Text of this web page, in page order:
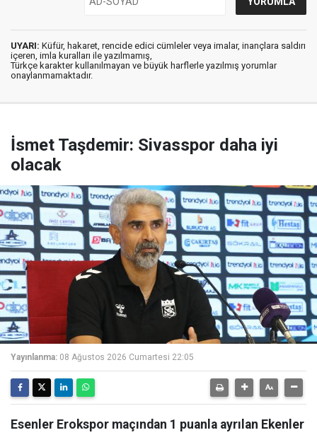
UYARI: Küfür, hakaret, rencide edici cümleler veya imalar, inançlara saldırı
içeren, imla kuralları ile yazılmamış,
Türkçe karakter kullanılmayan ve büyük harflerle yazılmış yorumlar
onaylanmamaktadır.
İsmet Taşdemir: Sivasspor daha iyi
olacak
Yayınlanma: 08 Ağustos 2026 Cumartesi 22:05
Esenler Erokspor maçından 1 puanla ayrılan Ekenler